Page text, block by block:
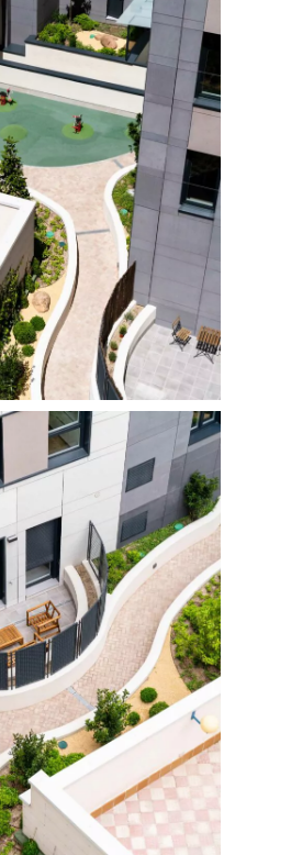
FOTOGRAFÍA
Fotografía de
Fotografía de Interiores
Vivienda
Hoteles /
Oficinas
Retail
Fotografía Residencial
Fotografía Fase de
Fotografía de Stand
VIDEO
DRON
PERSONAL
PUBLICACIONES
PRINTS
SOBRE MÍ
CONTACTO